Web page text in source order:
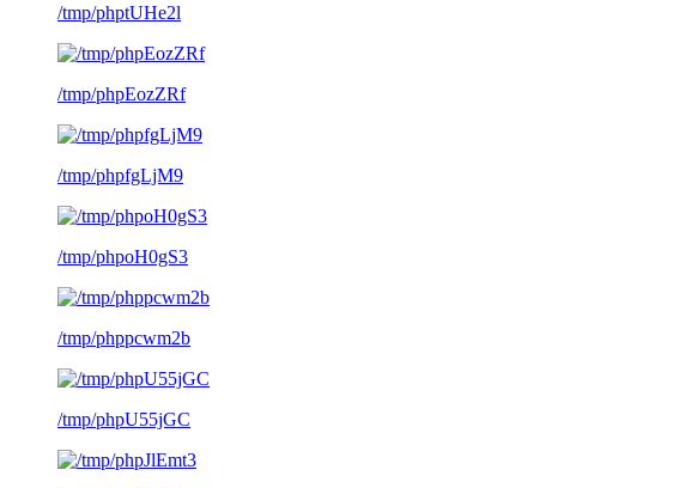
/tmp/phptUHe2l
/tmp/phpEozZRf
/tmp/phpfgLjM9
/tmp/phpoH0gS3
/tmp/phppcwm2b
/tmp/phpU55jGC